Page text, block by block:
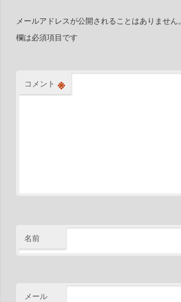
メールアドレスが公開されることはありません。
欄は必須項目です
コメント ※
名前
メール